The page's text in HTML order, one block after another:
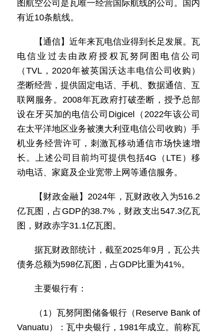
图航空公司是瓦唯一经营国际航线的公司。国内
有近10条航线。
【通信】近年来瓦电信业得到长足发展。瓦
电信业过去由政府授权瓦努阿图电信公司
（TVL，2020年被英国沃达丰电信公司收购）
垄断经营，提供固定电话、手机、数据通信、互
联网服务。2008年瓦政府打破垄断，授予总部
设在牙买加的电信公司Digicel（2022年该公司
在太平洋地区业务被澳大利亚电信公司收购）手
机业务经营许可，刺激瓦移动通信市场快速增
长。上述公司目前均可提供包括4G（LTE）移
动电话、家庭及企业宽带上网等通信服务。
【财政金融】2024年，瓦财政收入为516.2
亿瓦图，占GDP的38.7%，财政支出547.3亿瓦
图，财政赤字31.1亿瓦图。
据瓦财政部统计，截至2025年9月，瓦公共
债务总额为598亿瓦图，占GDP比重为41%。
主要银行有：
（1）瓦努阿图储备银行（Reserve Bank of
Vanuatu）：瓦中央银行，1981年成立。前称瓦